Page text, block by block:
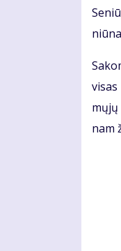
mų­jų
nam